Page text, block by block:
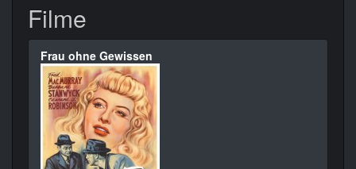
Filme
Frau ohne Gewissen